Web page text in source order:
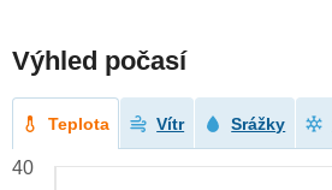
Výhled počasí
Teplota Vítr Srážky
40